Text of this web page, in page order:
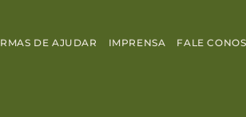
DE AJUDAR IMPRENSA FALE